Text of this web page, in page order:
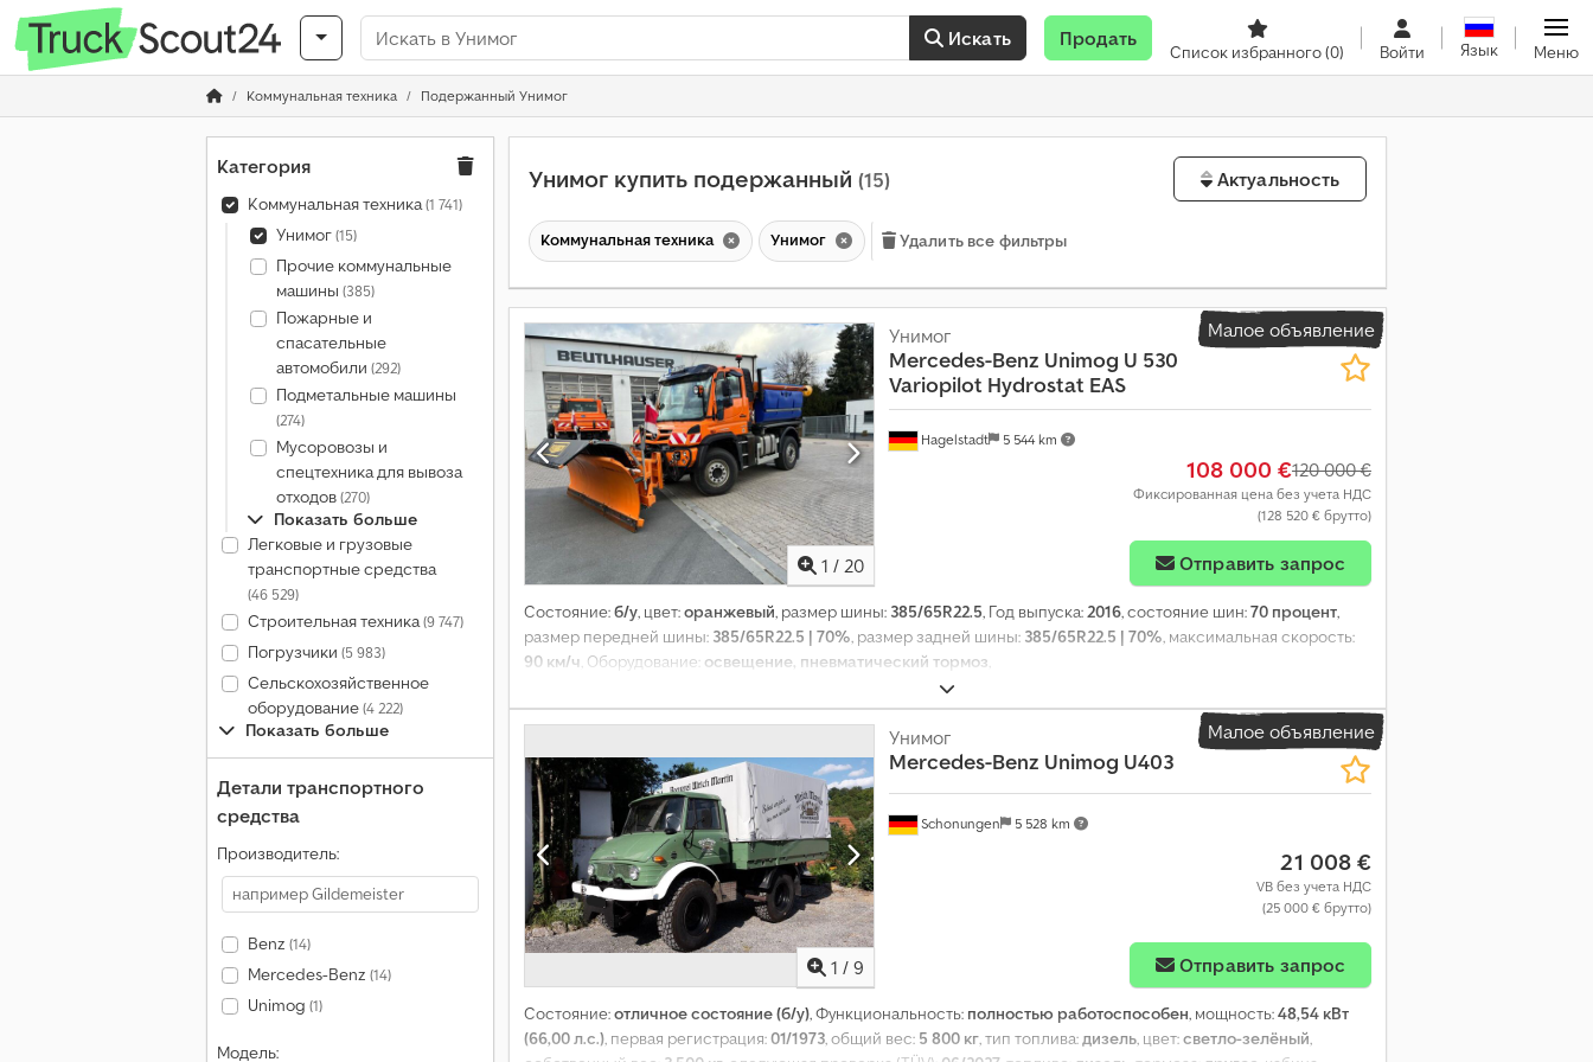
Искать Продать
Список избранного(0) Войти Язык Меню
Коммунальная техника Подержанный Унимог
Категория
Коммунальная техника(1 741)
Унимог(15)
Прочие коммунальные
машины (385)
Пожарные и
спасательные
автомобили (292)
Подметальные машины
(274)
Мусоровозы и
спецтехника для вывоза
отходов(270)
Показать больше
Легковые и грузовые
транспортные средства
(46 529)
Строительная техника(9 747)
Погрузчики (5 983)
Сельскохозяйственное
оборудование(4 222)
Показать больше
Детали транспортного
средства
Производитель:
Benz (14)
Mercedes-Benz (14)
Unimog (1)
Модель:
Унимог купить подержанный (15) Актуальность
Коммунальная техника Унимог Удалить все фильтры
Малое объявление
1 / 20
Hagelstadt 5 544 km
Унимог
Mercedes-Benz Unimog U 530
Variopilot Hydrostat EAS
108 000 €120 000 €
Фиксированная цена без учета НДС
(128 520 € брутто)
Отправить запрос
Состояние:б/у, цвет:оранжевый, размер шины: 385/65R22.5, Год выпуска:2016, состояние шин:70 процент,
размер передней шины: 385/65R22.5 | 70%, размер задней шины: 385/65R22.5 | 70%, максимальная скорость:
90 км/ч, Оборудование: освещение, пневматический тормоз,
Малое объявление
1 / 9
Schonungen 5 528 km
Унимог
Mercedes-Benz Unimog U403
21 008 €
VB без учета НДС
(25 000 € брутто)
Отправить запрос
Состояние:отличное состояние (б/у), Функциональность: полностью работоспособен, мощность:48,54 кВт
(66,00 л.с.), первая регистрация:01/1973, общий вес: 5 800 кг, тип топлива:дизель, цвет:светло-зелёный,
р
а